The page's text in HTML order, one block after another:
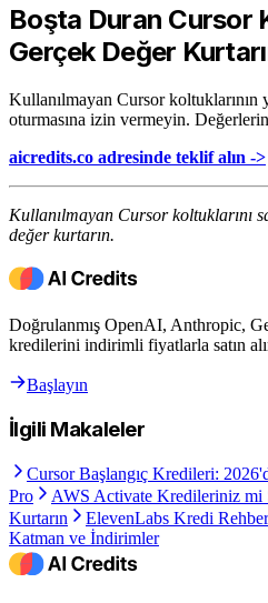
Boşta Duran Cursor
Gerçek Değer
Kullanılmayan Cursor koltuklarının
oturmasına izin vermeyin.
aicredits.co adresinde teklif alın ->
Kullanılmayan Cursor koltuklarını
değer kurtarın.
Doğrulanmış OpenAI, Anthropic,
kredilerini indirimli fiyatlarla satın
Başlayın
İlgili Makaleler
Cursor Başlangıç Kredileri:
Pro
AWS Activate Kredileriniz mi
Kurtarın
ElevenLabs Kredi
Katman ve İndirimler